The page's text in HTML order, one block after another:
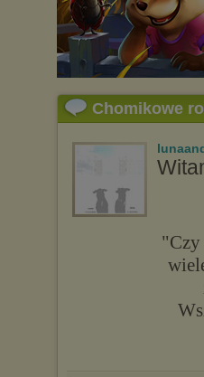
Chomikowe
"Czy